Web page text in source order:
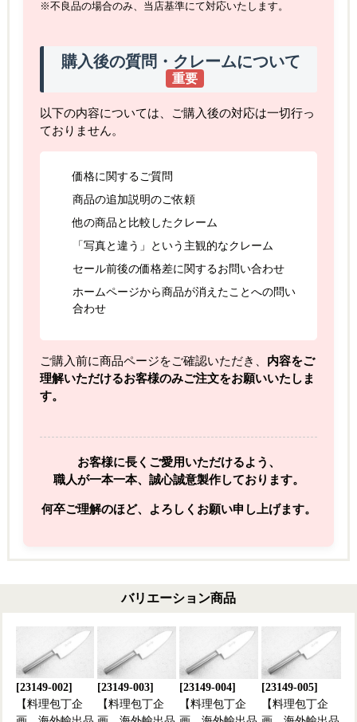
※不良品の場合のみ、当店基準にて対応いたします。
購入後の質問・クレームについて
重要
以下の内容については、ご購入後の対応は一切行っ
ておりません。
価格に関するご質問
商品の追加説明のご依頼
他の商品と比較したクレーム
「写真と違う」という主観的なクレーム
セール前後の価格差に関するお問い合わせ
ホームページから商品が消えたことへの問い
合わせ
ご購入前に商品ページをご確認いただき、 内容をご
理解いただけるお客様のみご注文をお願いいたしま
す。
お客様に長くご愛用いただけるよう、
職人が一本一本、誠心誠意製作しております。
何卒ご理解のほど、よろしくお願い申し上げます。
バリエーション商品
[23149-002]
【料理包丁企
[23149-003]
【料理包丁企
[23149-004]
【料理包丁企
[23149-005]
【料理包丁企